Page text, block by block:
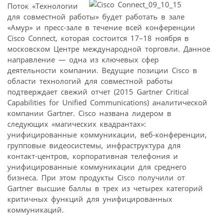
Поток «Технологии
для совместной работы» будет работать в зале
«Амур» и пресс-зале в течение всей конференции
Cisco Connect, которая состоится 17–18 ноября в
московском Центре международной торговли. Данное
направление — одна из ключевых сфер
деятельности компании. Ведущие позиции Cisco в
области технологий для совместной работы
подтверждает свежий отчет (2015 Gartner Critical
Capabilities for Unified Communications) аналитической
компании Gartner. Cisco названа лидером в
следующих «магических квадрантах»:
унифицированные коммуникации, веб-конференции,
групповые видеосистемы, инфраструктура для
контакт-центров, корпоративная телефония и
унифицированные коммуникации для среднего
бизнеса. При этом продукты Cisco получили от
Gartner высшие баллы в трех из четырех категорий
критичных функций для унифицированных
коммуникаций.